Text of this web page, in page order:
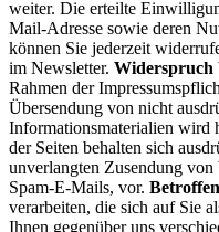
weiter. Die erteilte
Mail-Adresse sowie deren
können Sie jederzeit
im Newsletter. Widerspruch
Rahmen der
Übersendung von nicht
Informationsmaterialien wird
der Seiten behalten sich
unverlangten Zusendung
Spam-E-Mails, vor.
verarbeiten, die sich auf Sie
Ihnen gegenüber uns